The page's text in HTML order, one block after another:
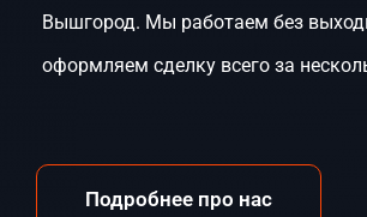
Вышгород. Мы работаем без
оформляем сделку всего за
Подробнее про нас